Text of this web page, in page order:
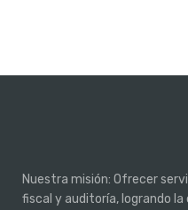
Nuestra misión: Ofrecer
fiscal y auditoría, logrando